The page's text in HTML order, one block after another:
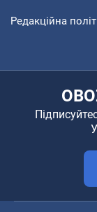
Редакційна